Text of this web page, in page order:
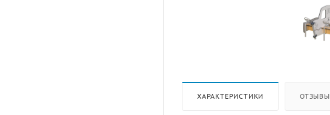
ХАРАКТЕРИСТИКИ ОТЗЫВЫ